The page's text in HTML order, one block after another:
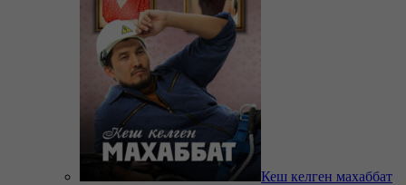
Кеш келген махаббат